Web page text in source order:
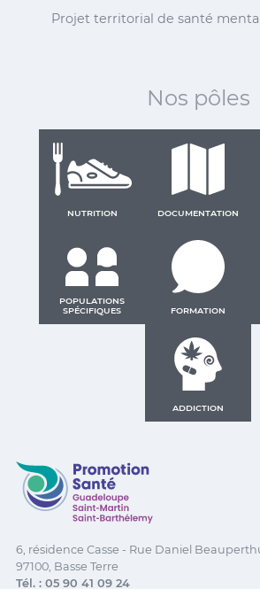
Projet territorial de santé
Nos pôles
NUTRITION DOCUMENTATION
POPULATIONS
SPÉCIFIQUES
FORMATION
ADDICTION
Promotion Santé Guadeloupe,
6, résidence Casse - Rue Daniel
97100, Basse Terre
Tél. : 05 90 41 09 24